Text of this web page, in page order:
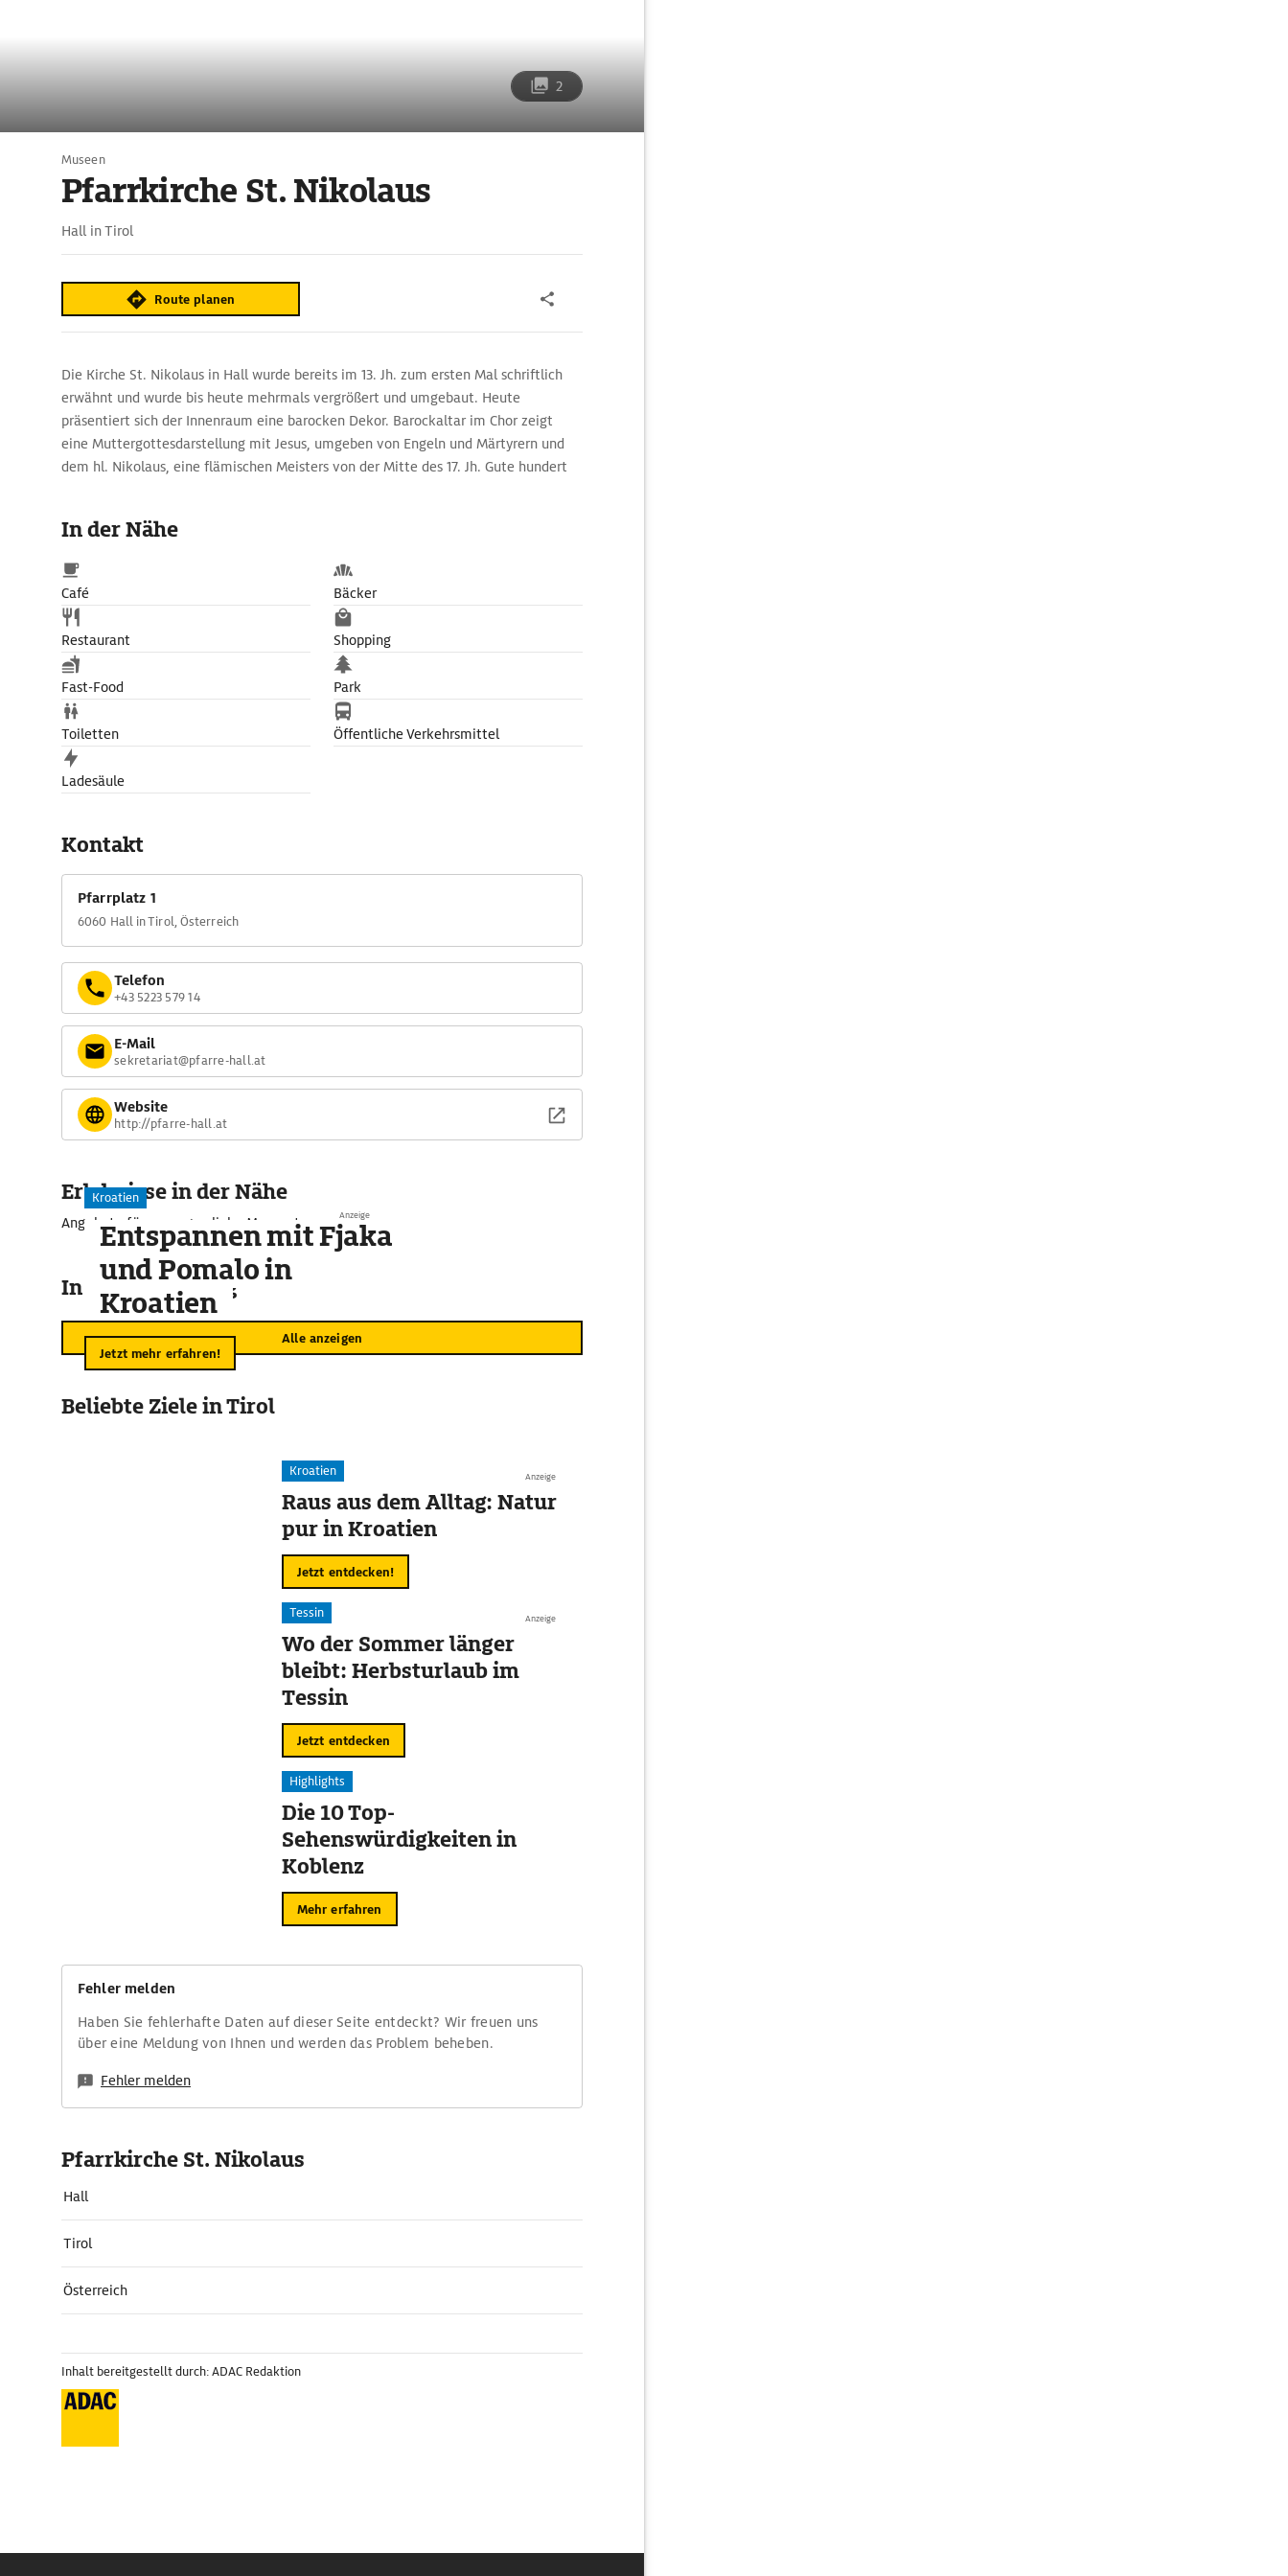
2
Museen
Pfarrkirche St. Nikolaus
Hall in Tirol
Route planen
Die Kirche St. Nikolaus in Hall wurde bereits im 13. Jh. zum ersten Mal schriftlich
erwähnt und wurde bis heute mehrmals vergrößert und umgebaut. Heute
präsentiert sich der Innenraum eine barocken Dekor. Barockaltar im Chor zeigt
eine Muttergottesdarstellung mit Jesus, umgeben von Engeln und Märtyrern und
dem hl. Nikolaus, eine flämischen Meisters von der Mitte des 17. Jh. Gute hundert
Leben des hl. Nikolaus. Zahlreiche Kunstwerke aus unterschiedlichen Epochen birgt
die Kirche. Darunter ist im nördlichen Seitenschiff der Katharinenaltar mit
Reliquienschreinen des Ritters Waldauf in der nach ihm benannten Kapelle.
In der Nähe
Café Bäcker
Restaurant Shopping
Fast-Food Park
Toiletten Öffentliche Verkehrsmittel
Ladesäule
Kontakt
Pfarrplatz 1
6060 Hall in Tirol, Österreich
Telefon
+43 5223 579 14
E-Mail
sekretariat@pfarre-hall.at
Website
http://pfarre-hall.at
Erlebnisse in der Nähe
Angebote für unvergessliche Momente
In der Umgebung
Alle anzeigen
Anzeige
Kroatien
Entspannen mit Fjaka
und Pomalo in
Kroatien
Jetzt mehr erfahren!
Beliebte Ziele in Tirol
Anzeige
Kroatien
Raus aus dem Alltag: Natur
pur in Kroatien
Jetzt entdecken!
Anzeige
Tessin
Wo der Sommer länger
bleibt: Herbsturlaub im
Tessin
Jetzt entdecken
Highlights
Die 10 Top-
Sehenswürdigkeiten in
Koblenz
Mehr erfahren
Fehler melden
Haben Sie fehlerhafte Daten auf dieser Seite entdeckt? Wir freuen uns
über eine Meldung von Ihnen und werden das Problem beheben.
Fehler melden
Pfarrkirche St. Nikolaus
Hall
Tirol
Österreich
Inhalt bereitgestellt durch: ADAC Redaktion